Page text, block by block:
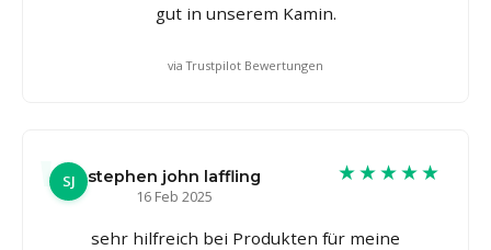
gut in unserem Kamin.
via Trustpilot Bewertungen
SJ
stephen john laffling
16 Feb 2025
★★★★★
sehr hilfreich bei Produkten für meine